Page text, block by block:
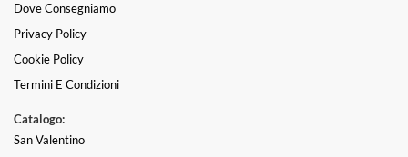
Dove Consegniamo
Privacy Policy
Cookie Policy
Termini E Condizioni
Catalogo:
San Valentino